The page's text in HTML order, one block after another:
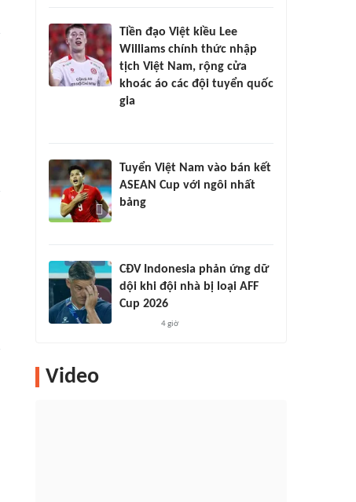
Tiền đạo Việt kiều Lee
Williams chính thức nhập
tịch Việt Nam, rộng cửa
khoác áo các đội tuyển quốc
gia
Tuyển Việt Nam vào bán kết
ASEAN Cup với ngôi nhất
bảng
CĐV Indonesia phản ứng dữ
dội khi đội nhà bị loại AFF
Cup 2026
4 giờ
Video